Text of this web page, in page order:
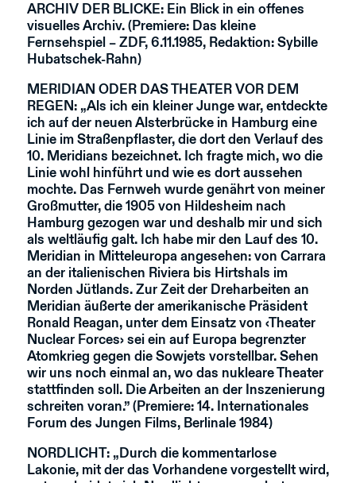
ARCHIV DER BLICKE: Ein Blick in ein offenes
visuelles Archiv. (Premiere: Das kleine
Fernsehspiel – ZDF, 6.11.1985, Redaktion: Sybille
Hubatschek-Rahn)
MERIDIAN ODER DAS THEATER VOR DEM
REGEN: „Als ich ein kleiner Junge war, entdeckte
ich auf der neuen Alsterbrücke in Hamburg eine
Linie im Straßenpflaster, die dort den Verlauf des
10. Meridians bezeichnet. Ich fragte mich, wo die
Linie wohl hinführt und wie es dort aussehen
mochte. Das Fernweh wurde genährt von meiner
Großmutter, die 1905 von Hildesheim nach
Hamburg gezogen war und deshalb mir und sich
als weltläufig galt. Ich habe mir den Lauf des 10.
Meridian in Mitteleuropa angesehen: von Carrara
an der italienischen Riviera bis Hirtshals im
Norden Jütlands. Zur Zeit der Dreharbeiten an
Meridian äußerte der amerikanische Präsident
Ronald Reagan, unter dem Einsatz von ‹Theater
Nuclear Forces› sei ein auf Europa begrenzter
Atomkrieg gegen die Sowjets vorstellbar. Sehen
wir uns noch einmal an, wo das nukleare Theater
stattfinden soll. Die Arbeiten an der Inszenierung
schreiten voran.” (Premiere: 14. Internationales
Forum des Jungen Films, Berlinale 1984)
NORDLICHT: „Durch die kommentarlose
Lakonie, mit der das Vorhandene vorgestellt wird,